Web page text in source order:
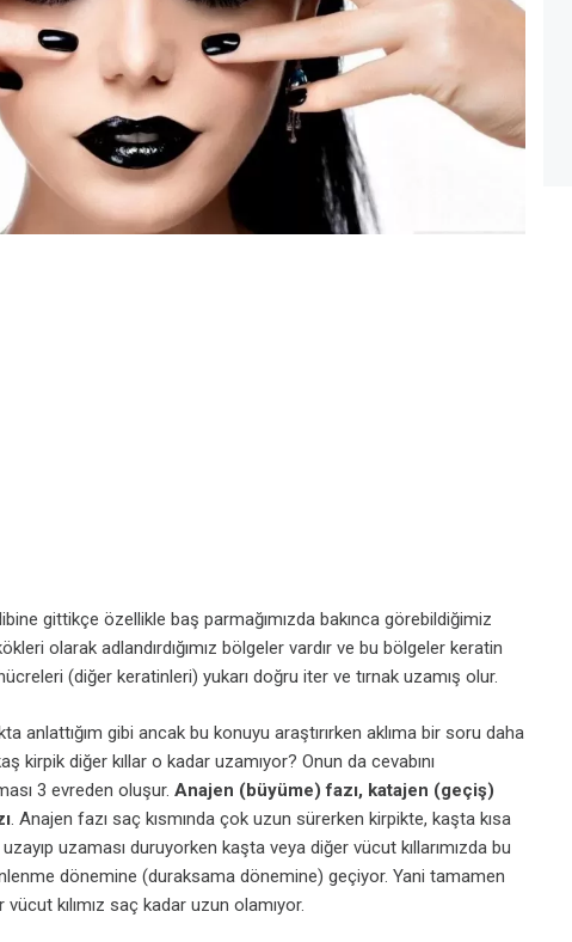
gittikçe özellikle baş parmağımızda bakınca görebildiğimiz
olarak adlandırdığımız bölgeler vardır ve bu bölgeler keratin
(diğer keratinleri) yukarı doğru iter ve tırnak uzamış olur.
anlattığım gibi ancak bu konuyu araştırırken aklıma bir soru daha
kirpik diğer kıllar o kadar uzamıyor? Onun da cevabını
3 evreden oluşur. Anajen (büyüme) fazı, katajen (geçiş)
. Anajen fazı saç kısmında çok uzun sürerken kirpikte, kaşta kısa
uzaması duruyorken kaşta veya diğer vücut kıllarımızda bu
dönemine (duraksama dönemine) geçiyor. Yani tamamen
kılımız saç kadar uzun olamıyor.